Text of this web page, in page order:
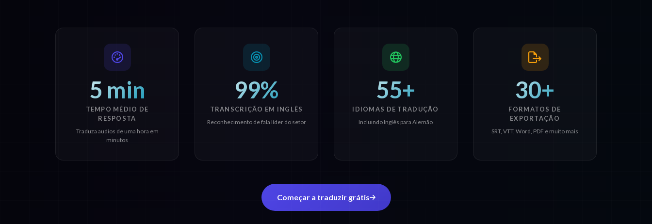
5 min
TEMPO MÉDIO DE
RESPOSTA
Traduza audios de uma hora em
minutos
99%
TRANSCRIÇÃO EM INGLÊS
Reconhecimento de fala líder do setor
55+
IDIOMAS DE TRADUÇÃO
Incluindo Inglês para Alemão
30+
FORMATOS DE
EXPORTAÇÃO
SRT, VTT, Word, PDF e muito mais
Começar a traduzir grátis